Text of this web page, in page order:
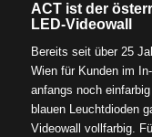
ACT ist der
LED-Videowall
Bereits seit über 25
Wien für Kunden im
anfangs noch
blauen Leuchtdioden
Videowall vollfarbig.